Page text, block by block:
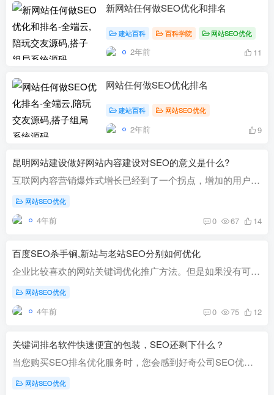
新网站任何做SEO优化和排名
建站百科 百科学院 网站SEO优化
2年前 11
网站任何做SEO优化排名
建站百科 网站SEO优化
2年前 9
昆明网站建设做好网站内容建设对SEO的意义是什么?
互联网内容营销爆炸式增长已经到了一个拐点，增加的用户数量开始减少，增速放缓。内容建设对于做网站优化或者运营的人员来说显得尤为重要。那么做好网站内容建设对seo的意义是什么?【网站建设】...
网站SEO优化
4年前 0 67 14
百度SEO杀手锏,新站与老站SEO分别如何优化
企业比较喜欢的网站关键词优化推广方法。但是如果没有可靠的SEO技术，网站在搜索引擎排名上是很难取得好的，下面我们来看一下新站和老站SEO优化的重点和区别，让大家抓住核心工作！ 新站搜索引...
网站SEO优化
4年前 0 75 12
关键词排名软件快速便宜的包装，SEO还剩下什么？
当您购买SEO排名优化服务时，您会感到好奇公司SEO优化服务的价格差异吗？怎样选择最佳服务供应商？拆掉优化快速廉价包装，SEO还剩什么？至于SEO公司的价格差异，最大的不同还是是用快排还是白帽...
网站SEO优化